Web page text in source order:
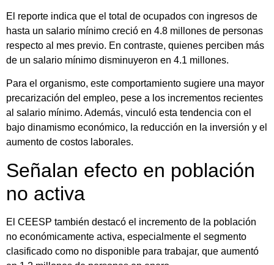
El reporte indica que el total de ocupados con ingresos de
hasta un salario mínimo creció en 4.8 millones de personas
respecto al mes previo. En contraste, quienes perciben más
de un salario mínimo disminuyeron en 4.1 millones.
Para el organismo, este comportamiento sugiere una mayor
precarización del empleo, pese a los incrementos recientes
al salario mínimo. Además, vinculó esta tendencia con el
bajo dinamismo económico, la reducción en la inversión y el
aumento de costos laborales.
Señalan efecto en población
no activa
El CEESP también destacó el incremento de la población
no económicamente activa, especialmente el segmento
clasificado como no disponible para trabajar, que aumentó